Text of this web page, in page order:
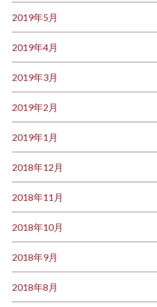
2019年5月
2019年4月
2019年3月
2019年2月
2019年1月
2018年12月
2018年11月
2018年10月
2018年9月
2018年8月